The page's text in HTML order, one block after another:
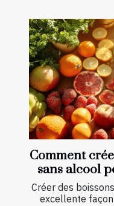
Comment
sans alcool
Créer des
excellente façon